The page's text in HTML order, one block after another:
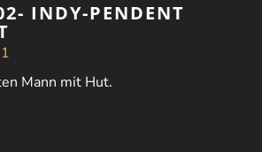
INDY-PENDENT
Mann mit Hut.